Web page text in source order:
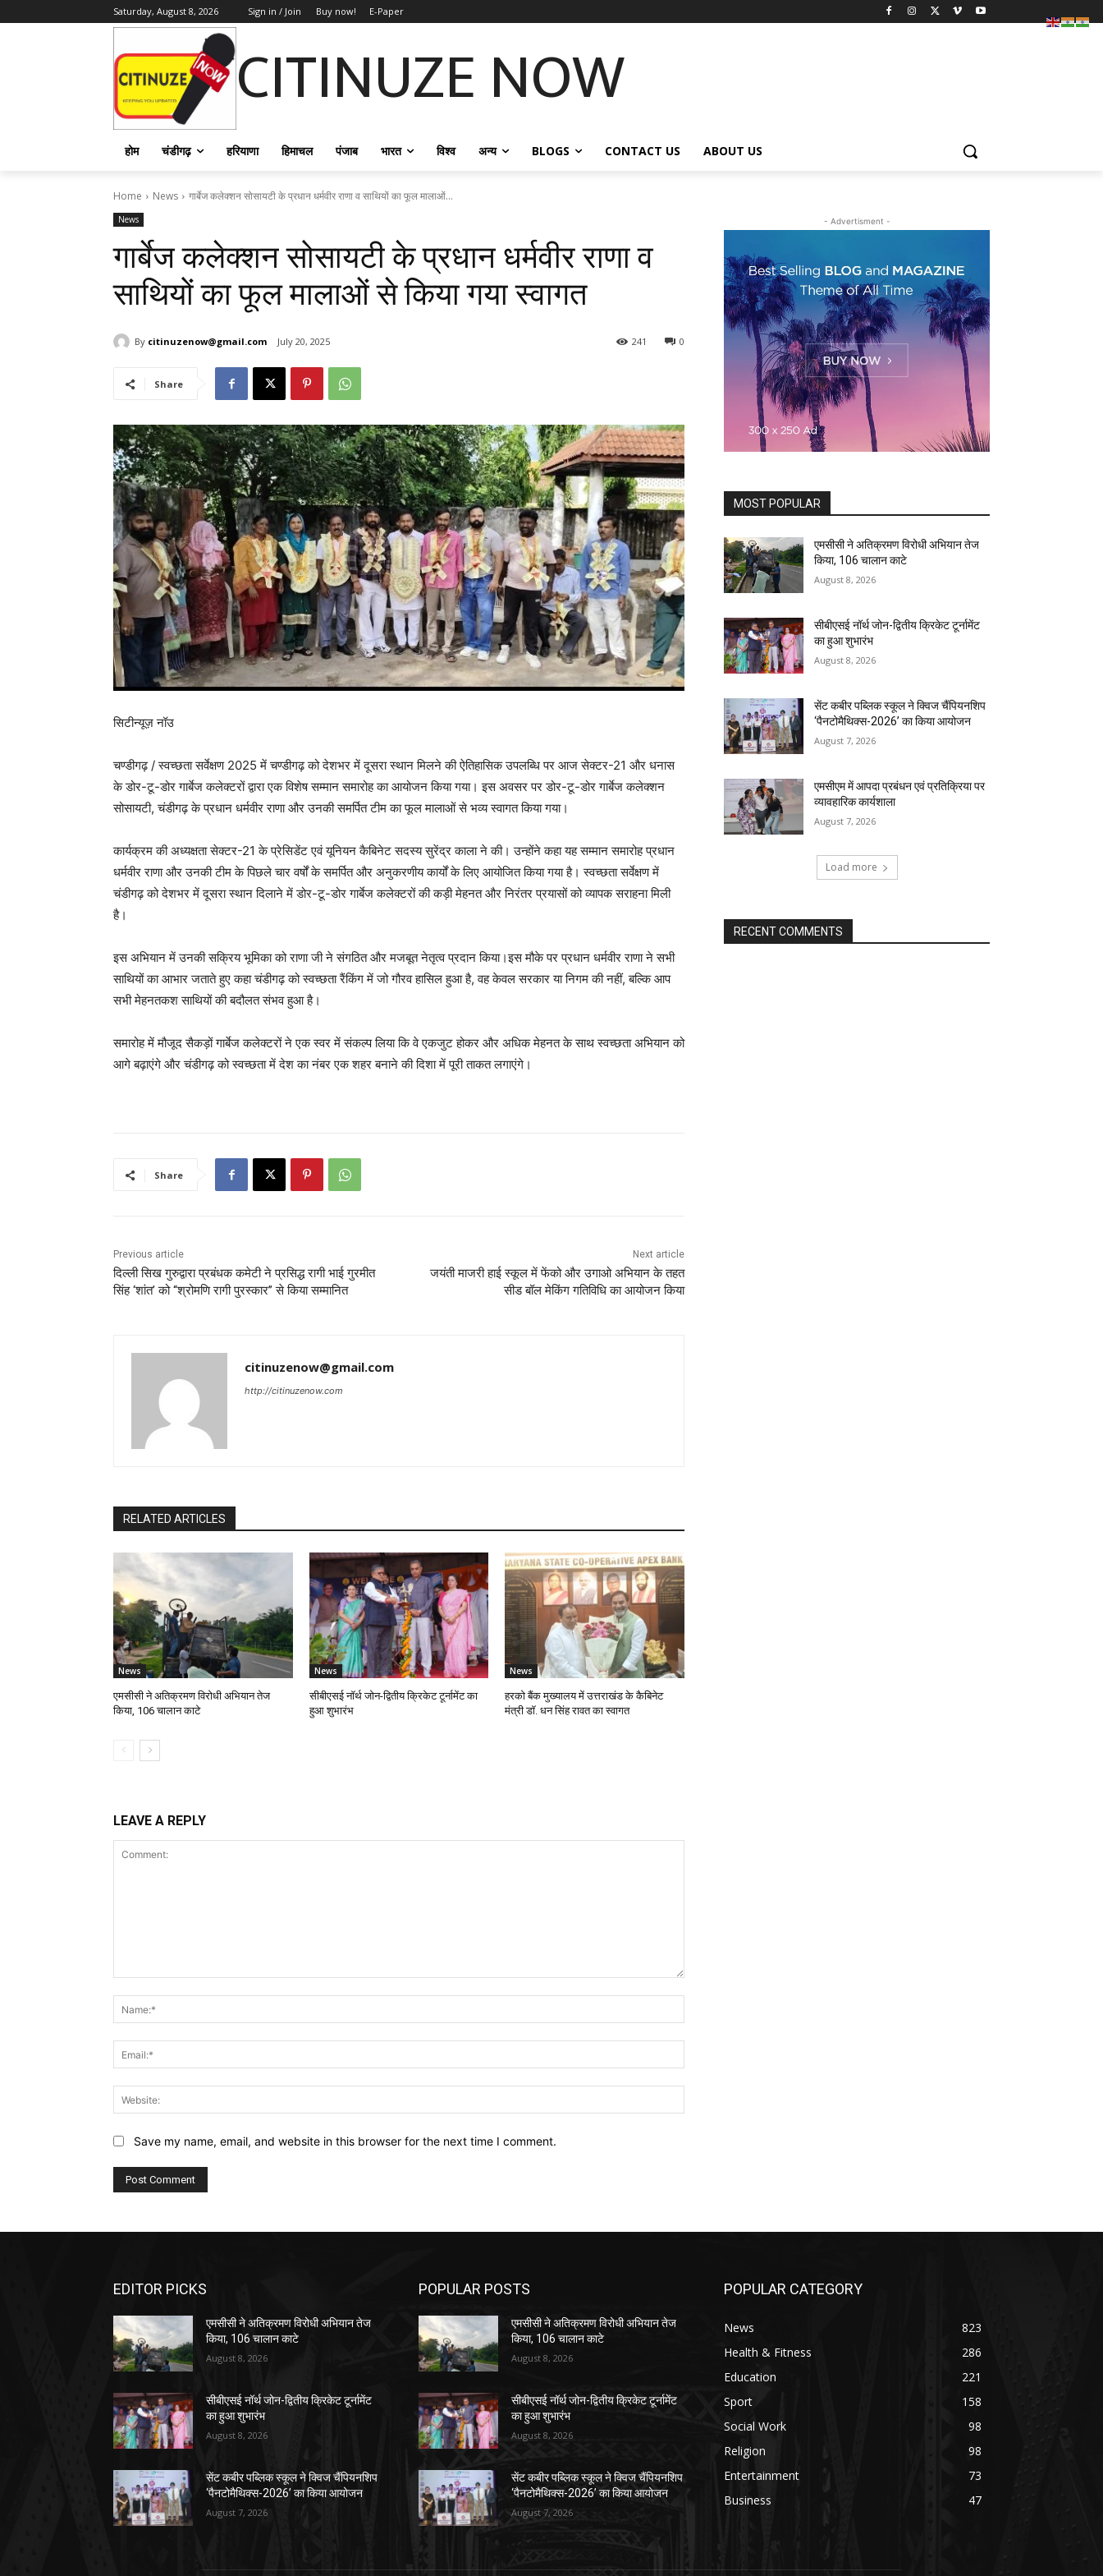
Saturday, August 8, 2026 Sign in / Join Buy now! E-Paper
CITINUZE NOW
होम चंडीगढ़ हरियाणा हिमाचल पंजाब भारत विश्व अन्य BLOGS CONTACT US ABOUT US
Home News गार्बेज कलेक्शन सोसायटी के प्रधान धर्मवीर राणा व साथियों का फूल मालाओं...
News
गार्बेज कलेक्शन सोसायटी के प्रधान धर्मवीर राणा व
साथियों का फूल मालाओं से किया गया स्वागत
By citinuzenow@gmail.com July 20, 2025 0
241
Share
सिटीन्यूज़ नॉउ
चण्डीगढ़ / स्वच्छता सर्वेक्षण 2025 में चण्डीगढ़ को देशभर में दूसरा स्थान मिलने की ऐतिहासिक उपलब्धि पर आज सेक्टर-21 और धनास
के डोर-टू-डोर गार्बेज कलेक्टरों द्वारा एक विशेष सम्मान समारोह का आयोजन किया गया। इस अवसर पर डोर-टू-डोर गार्बेज कलेक्शन
सोसायटी, चंडीगढ़ के प्रधान धर्मवीर राणा और उनकी समर्पित टीम का फूल मालाओं से भव्य स्वागत किया गया।
कार्यक्रम की अध्यक्षता सेक्टर-21 के प्रेसिडेंट एवं यूनियन कैबिनेट सदस्य सुरेंद्र काला ने की। उन्होंने कहा यह सम्मान समारोह प्रधान
धर्मवीर राणा और उनकी टीम के पिछले चार वर्षों के समर्पित और अनुकरणीय कार्यों के लिए आयोजित किया गया है। स्वच्छता सर्वेक्षण में
चंडीगढ़ को देशभर में दूसरा स्थान दिलाने में डोर-टू-डोर गार्बेज कलेक्टरों की कड़ी मेहनत और निरंतर प्रयासों को व्यापक सराहना मिली
है।
इस अभियान में उनकी सक्रिय भूमिका को राणा जी ने संगठित और मजबूत नेतृत्व प्रदान किया।इस मौके पर प्रधान धर्मवीर राणा ने सभी
साथियों का आभार जताते हुए कहा चंडीगढ़ को स्वच्छता रैंकिंग में जो गौरव हासिल हुआ है, वह केवल सरकार या निगम की नहीं, बल्कि आप
सभी मेहनतकश साथियों की बदौलत संभव हुआ है।
समारोह में मौजूद सैकड़ों गार्बेज कलेक्टरों ने एक स्वर में संकल्प लिया कि वे एकजुट होकर और अधिक मेहनत के साथ स्वच्छता अभियान को
आगे बढ़ाएंगे और चंडीगढ़ को स्वच्छता में देश का नंबर एक शहर बनाने की दिशा में पूरी ताकत लगाएंगे।
Share
Previous article
दिल्ली सिख गुरुद्वारा प्रबंधक कमेटी ने प्रसिद्ध रागी भाई गुरमीत
सिंह ‘शांत’ को “श्रोमणि रागी पुरस्कार” से किया सम्मानित
Next article
जयंती माजरी हाई स्कूल में फेंको और उगाओ अभियान के तहत
सीड बॉल मेकिंग गतिविधि का आयोजन किया
citinuzenow@gmail.com
http://citinuzenow.com
RELATED ARTICLES
News
एमसीसी ने अतिक्रमण विरोधी अभियान तेज
किया, 106 चालान काटे
News
सीबीएसई नॉर्थ जोन-द्वितीय क्रिकेट टूर्नामेंट का
हुआ शुभारंभ
News
हरको बैंक मुख्यालय में उत्तराखंड के कैबिनेट
मंत्री डॉ. धन सिंह रावत का स्वागत
LEAVE A REPLY
Save my name, email, and website in this browser for the next time I comment.
- Advertisment -
MOST POPULAR
एमसीसी ने अतिक्रमण विरोधी अभियान तेज
किया, 106 चालान काटे
August 8, 2026
सीबीएसई नॉर्थ जोन-द्वितीय क्रिकेट टूर्नामेंट
का हुआ शुभारंभ
August 8, 2026
सेंट कबीर पब्लिक स्कूल ने क्विज चैंपियनशिप
‘पैनटोमैथिक्स-2026’ का किया आयोजन
August 7, 2026
एमसीएम में आपदा प्रबंधन एवं प्रतिक्रिया पर
व्यावहारिक कार्यशाला
August 7, 2026
Load more
RECENT COMMENTS
EDITOR PICKS
एमसीसी ने अतिक्रमण विरोधी अभियान तेज
किया, 106 चालान काटे
August 8, 2026
सीबीएसई नॉर्थ जोन-द्वितीय क्रिकेट टूर्नामेंट
का हुआ शुभारंभ
August 8, 2026
सेंट कबीर पब्लिक स्कूल ने क्विज चैंपियनशिप
‘पैनटोमैथिक्स-2026’ का किया आयोजन
August 7, 2026
POPULAR POSTS
एमसीसी ने अतिक्रमण विरोधी अभियान तेज
किया, 106 चालान काटे
August 8, 2026
सीबीएसई नॉर्थ जोन-द्वितीय क्रिकेट टूर्नामेंट
का हुआ शुभारंभ
August 8, 2026
सेंट कबीर पब्लिक स्कूल ने क्विज चैंपियनशिप
‘पैनटोमैथिक्स-2026’ का किया आयोजन
August 7, 2026
POPULAR CATEGORY
News
823
Health & Fitness
286
Education
221
Sport
158
Social Work
98
Religion
98
Entertainment
73
Business
47